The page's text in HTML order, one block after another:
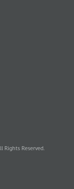
Rights Reserved.